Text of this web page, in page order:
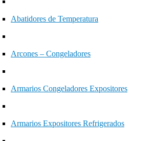
Abatidores de Temperatura
Arcones – Congeladores
Armarios Congeladores Expositores
Armarios Expositores Refrigerados